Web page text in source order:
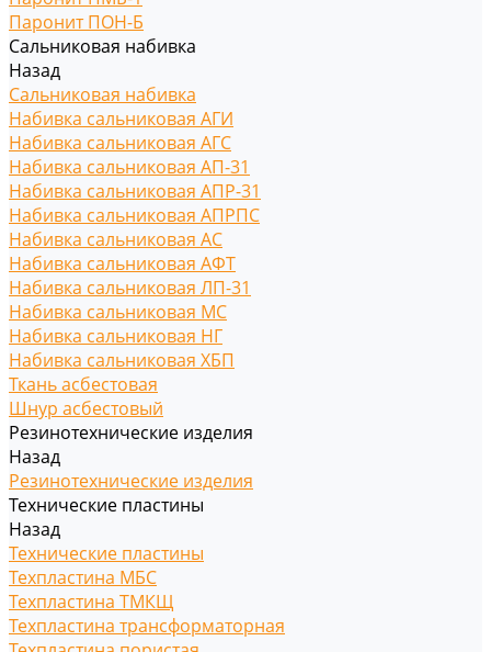
Паронит ПОН-Б
Сальниковая набивка
Назад
Сальниковая набивка
Набивка сальниковая АГИ
Набивка сальниковая АГС
Набивка сальниковая АП-31
Набивка сальниковая АПР-31
Набивка сальниковая АПРПС
Набивка сальниковая АС
Набивка сальниковая АФТ
Набивка сальниковая ЛП-31
Набивка сальниковая МС
Набивка сальниковая НГ
Набивка сальниковая ХБП
Ткань асбестовая
Шнур асбестовый
Резинотехнические изделия
Назад
Резинотехнические изделия
Технические пластины
Назад
Технические пластины
Техпластина МБС
Техпластина ТМКЩ
Техпластина трансформаторная